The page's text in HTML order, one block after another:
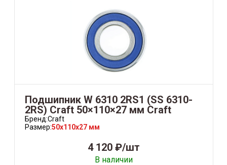
Подшипник W 6310 2RS1 (SS 6310-
2RS) Craft 50×110×27 мм Craft
Бренд:Craft
Размер:50x110x27 мм
4 120 ₽/шт
В наличии